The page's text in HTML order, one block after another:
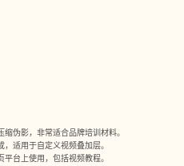
伪影，非常适合品牌培训材料。
适用于自定义视频叠加层。
台上使用，包括视频教程。